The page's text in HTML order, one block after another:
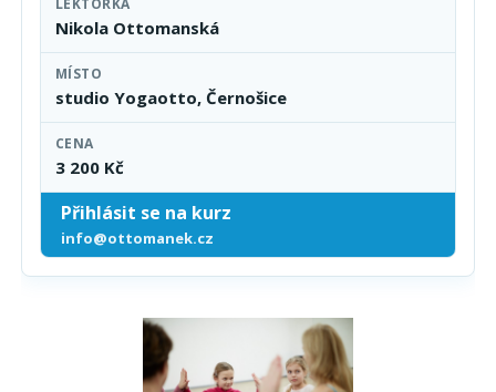
LEKTORKA
Nikola Ottomanská
MÍSTO
studio Yogaotto, Černošice
CENA
3 200 Kč
Přihlásit se na kurz
info@ottomanek.cz